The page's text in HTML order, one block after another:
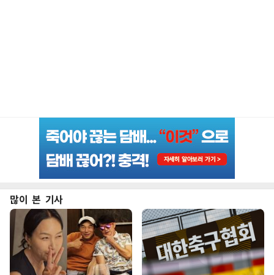
많이 본 기사